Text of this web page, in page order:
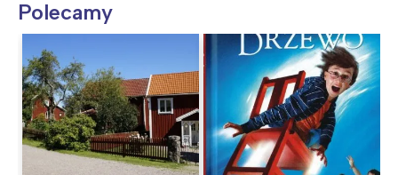
Polecamy